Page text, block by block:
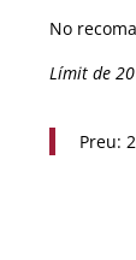
No
Límit de
Preu: